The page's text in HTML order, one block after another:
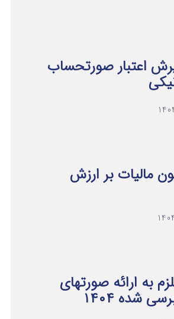
اعتبار صورتحساب
مالیات بر ارزش
به ارائه صورتهای
شده ۱۴۰۴